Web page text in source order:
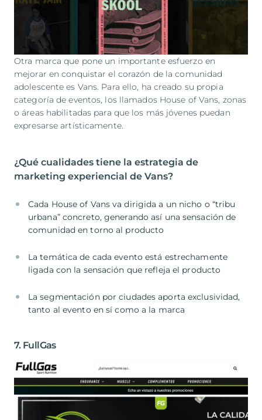
Otra marca que pone un importante esfuerzo en
mejorar en conquistar el corazón de la comunidad
adolescente es Vans. Para ello, ha creado su propia
categoría de eventos, los llamados House of Vans, zonas
o áreas habilitadas para que los más jóvenes puedan
expresarse artísticamente.
¿Qué cualidades tiene la estrategia de
marketing experiencial de Vans?
Cada House of Vans va dirigida a un nicho o “tribu
urbana” concreto, generando así una sensación de
comunidad en torno al producto
La temática de cada evento está estrechamente
ligada con la sensación que refleja el producto
La segmentación por ciudades aporta exclusividad,
tanto al evento en sí como a la marca
7. FullGas